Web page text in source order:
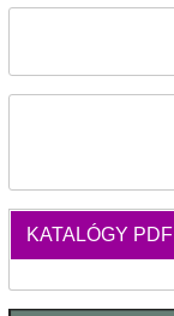
KATALÓGY PDF